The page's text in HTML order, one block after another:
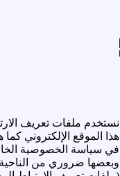
نستخدم ملفات تعريف
هذا الموقع الإلكتروني
في سياسة الخصوصية
وبعضها ضروري من الناحية